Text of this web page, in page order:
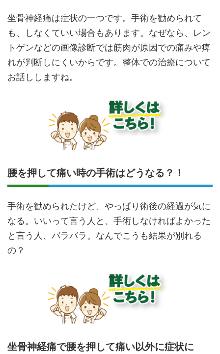
坐骨神経痛は症状の一つです。手術を勧められて
も、しなくていい場合もあります。なぜなら、レン
トゲンなどの画像診断では筋肉が原因での痛みや痺
れが判断しにくいからです。整体での治療について
お話ししますね。
腰を押して痛い時の手術はどうなる？！
手術を勧められたけど、やっぱり術後の経過が気に
なる。いいって言う人と、手術しなければよかった
と言う人、バラバラ。なんでこうも結果が別れる
の？
坐骨神経痛で腰を押して痛い以外に症状に